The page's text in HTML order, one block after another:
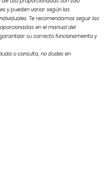
y pueden variar según las
Te recomendamos seguir las
en el manual del
su correcto funcionamiento y
o consulta, no dudes en